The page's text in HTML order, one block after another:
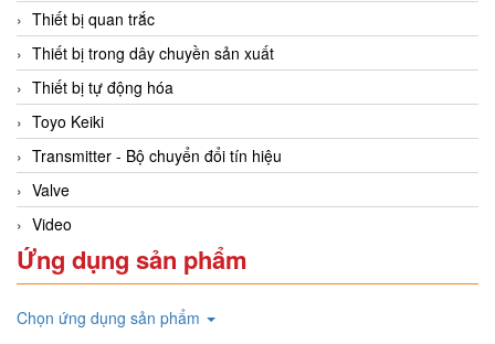
Thiết bị quan trắc
Thiết bị trong dây chuyền sản xuất
Thiết bị tự động hóa
Toyo Keiki
Transmitter - Bộ chuyển đổi tín hiệu
Valve
Video
Ứng dụng sản phẩm
Chọn ứng dụng sản phẩm